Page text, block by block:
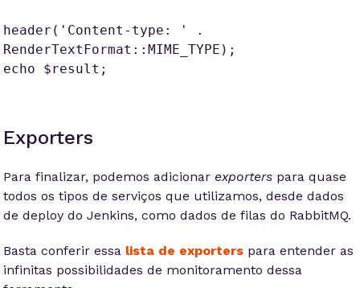
header('Content-type: ' .
RenderTextFormat::MIME_TYPE);
echo $result;
Exporters
Para finalizar, podemos adicionar exporters para quase
todos os tipos de serviços que utilizamos, desde dados
de deploy do Jenkins, como dados de filas do RabbitMQ.
Basta conferir essa lista de exporters para entender as
infinitas possibilidades de monitoramento dessa